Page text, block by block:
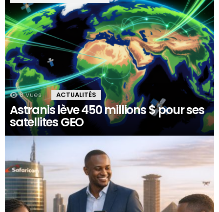
8 Vues ACTUALITÉS
Astranis lève 450 millions $ pour ses
satellites GEO